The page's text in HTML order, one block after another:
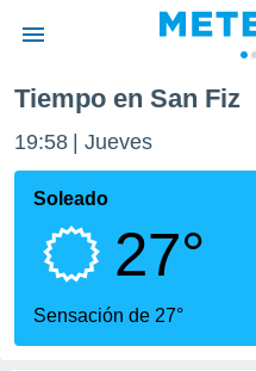
de
ha sido
calidad.
a este
las
Tiempo en San Fiz
19:58 Jueves
Soleado
27°
Sensación de 27°